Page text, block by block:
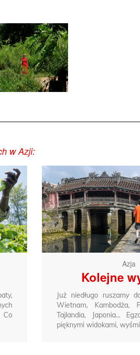
w Azji:
Azja
Kolejne
Już niedługo ruszamy
Wietnam, Kambodża,
Tajlandia, Japonia...
pięknymi widokami,